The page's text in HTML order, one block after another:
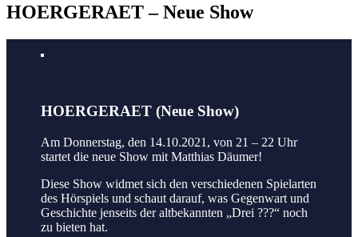
HOERGERAET – Neue Show
HOERGERAET (Neue Show)
Am Donnerstag, den 14.10.2021, von 21 – 22 Uhr
startet die neue Show mit Matthias Däumer!
Diese Show widmet sich den verschiedenen Spielarten
des Hörspiels und schaut darauf, was Gegenwart und
Geschichte jenseits der altbekannten „Drei ???“ noch
zu bieten hat.